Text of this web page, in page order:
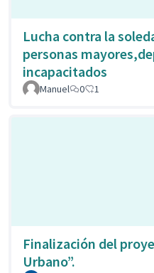
Lucha contra la
personas
incapacitados
Manuel 0 1
Finalización del
Urbano”.